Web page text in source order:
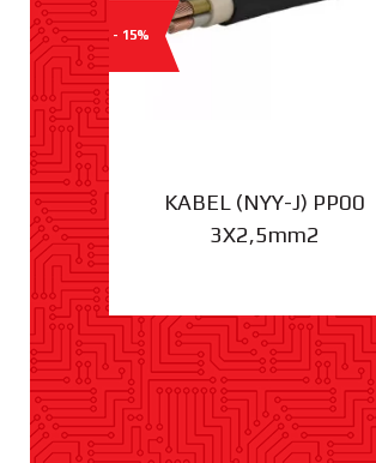
- 15%
KABEL (NYY-J) PP00
3X2,5mm2